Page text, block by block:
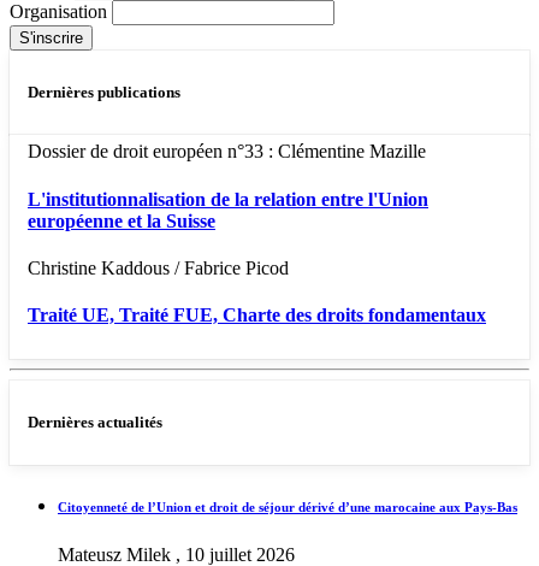
Organisation
Dernières publications
Dossier de droit européen n°33 : Clémentine Mazille
L'institutionnalisation de la relation entre l'Union
européenne et la Suisse
Christine Kaddous / Fabrice Picod
Traité UE, Traité FUE, Charte des droits fondamentaux
Dernières actualités
Citoyenneté de l’Union et droit de séjour dérivé d’une marocaine aux Pays-Bas
Mateusz Milek , 10 juillet 2026